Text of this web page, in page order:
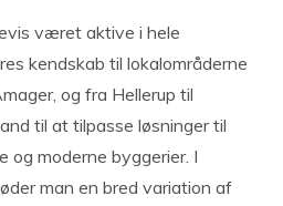
været aktive i hele
kendskab til lokalområderne
og fra Hellerup til
til at tilpasse løsninger til
og moderne byggerier. I
man en bred variation af